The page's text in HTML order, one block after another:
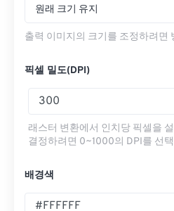
원래 크기 유지
출력 이미지의 크기를 조정하려면
픽셀 밀도(DPI)
래스터 변환에서 인치당 픽셀을
결정하려면 0~1000의 DPI를 선
배경색